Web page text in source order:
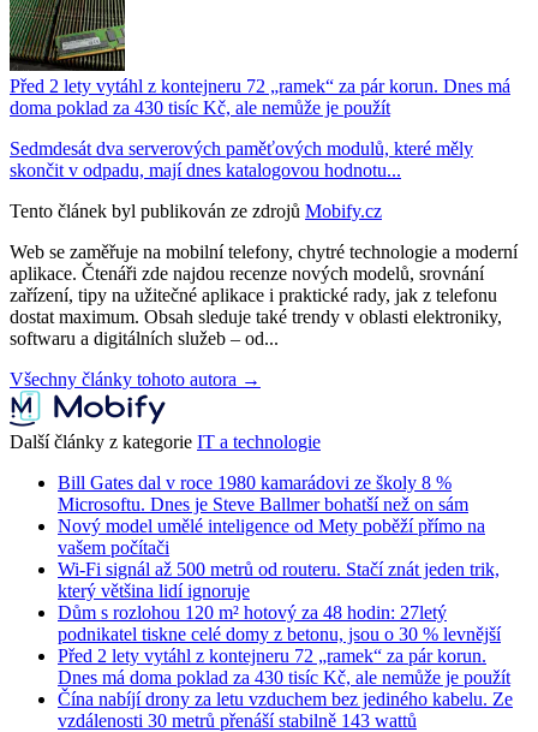
Před 2 lety vytáhl z kontejneru 72 „ramek“ za pár korun. Dnes má
doma poklad za 430 tisíc Kč, ale nemůže je použít
Sedmdesát dva serverových paměťových modulů, které měly
skončit v odpadu, mají dnes katalogovou hodnotu...
Tento článek byl publikován ze zdrojů Mobify.cz
Web se zaměřuje na mobilní telefony, chytré technologie a moderní
aplikace. Čtenáři zde najdou recenze nových modelů, srovnání
zařízení, tipy na užitečné aplikace i praktické rady, jak z telefonu
dostat maximum. Obsah sleduje také trendy v oblasti elektroniky,
softwaru a digitálních služeb – od...
Všechny články tohoto autora →
Další články z kategorie IT a technologie
Bill Gates dal v roce 1980 kamarádovi ze školy 8 %
Microsoftu. Dnes je Steve Ballmer bohatší než on sám
Nový model umělé inteligence od Mety poběží přímo na
vašem počítači
Wi-Fi signál až 500 metrů od routeru. Stačí znát jeden trik,
který většina lidí ignoruje
Dům s rozlohou 120 m² hotový za 48 hodin: 27letý
podnikatel tiskne celé domy z betonu, jsou o 30 % levnější
Před 2 lety vytáhl z kontejneru 72 „ramek“ za pár korun.
Dnes má doma poklad za 430 tisíc Kč, ale nemůže je použít
Čína nabíjí drony za letu vzduchem bez jediného kabelu. Ze
vzdálenosti 30 metrů přenáší stabilně 143 wattů